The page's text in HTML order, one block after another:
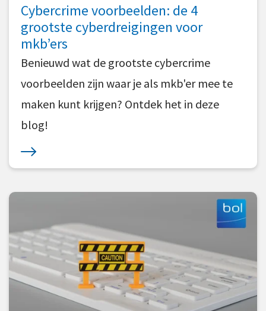
Wet Arbeidsmarkt in Balans
Wet Deregulering Beoordeling Arbeidsrelaties
Wet transparante & voorspelbare
arbeidsvoorwaarden
Cybercrime voorbeelden: de 4
grootste cyberdreigingen voor
mkb’ers
Benieuwd wat de grootste cybercrime
voorbeelden zijn waar je als mkb'er mee te
maken kunt krijgen? Ontdek het in deze
blog!